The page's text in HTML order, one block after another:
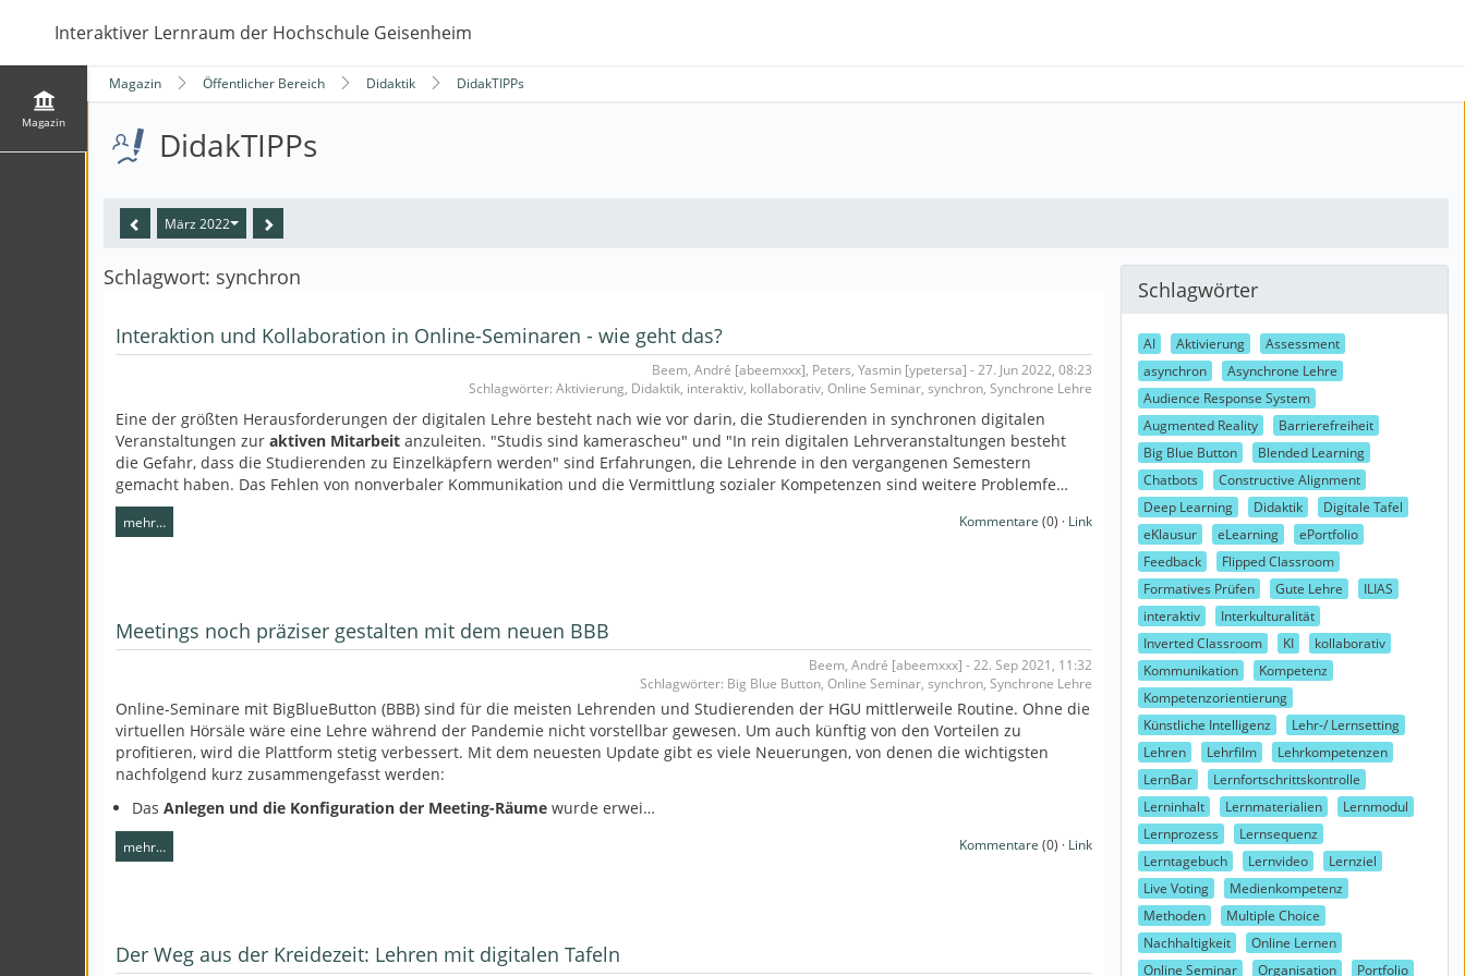
Interaktiver Lernraum der Hochschule Geisenheim
Magazin
Magazin Öffentlicher Bereich Didaktik DidakTIPPs
DidakTIPPs
März 2022
Schlagwort: synchron
Interaktion und Kollaboration in Online-Seminaren - wie geht das?
Beem, André [abeemxxx], Peters, Yasmin [ypetersa] - 27. Jun 2022, 08:23
Schlagwörter: Aktivierung, Didaktik, interaktiv, kollaborativ, Online Seminar, synchron, Synchrone Lehre
Eine der größten Herausforderungen der digitalen Lehre besteht nach wie vor darin, die Studierenden in synchronen digitalen
Veranstaltungen zur aktiven Mitarbeit anzuleiten. "Studis sind kamerascheu" und "In rein digitalen Lehrveranstaltungen besteht
die Gefahr, dass die Studierenden zu Einzelkäpfern werden" sind Erfahrungen, die Lehrende in den vergangenen Semestern
gemacht haben. Das Fehlen von nonverbaler Kommunikation und die Vermittlung sozialer Kompetenzen sind weitere Problemfe…
mehr… Kommentare (0) · Link
Meetings noch präziser gestalten mit dem neuen BBB
Beem, André [abeemxxx] - 22. Sep 2021, 11:32
Schlagwörter: Big Blue Button, Online Seminar, synchron, Synchrone Lehre
Online-Seminare mit BigBlueButton (BBB) sind für die meisten Lehrenden und Studierenden der HGU mittlerweile Routine. Ohne die
virtuellen Hörsäle wäre eine Lehre während der Pandemie nicht vorstellbar gewesen. Um auch künftig von den Vorteilen zu
profitieren, wird die Plattform stetig verbessert. Mit dem neuesten Update gibt es viele Neuerungen, von denen die wichtigsten
nachfolgend kurz zusammengefasst werden:
Das Anlegen und die Konfiguration der Meeting-Räume wurde erwei…
mehr… Kommentare (0) · Link
Der Weg aus der Kreidezeit: Lehren mit digitalen Tafeln
Schlagwörter
AI Aktivierung
Assessment
asynchron
Asynchrone Lehre
Audience Response System
Augmented Reality
Barrierefreiheit
Big Blue Button
Blended Learning
Chatbots
Constructive Alignment
Deep Learning
Didaktik
Digitale Tafel
eKlausur
eLearning
ePortfolio
Feedback
Flipped Classroom
Formatives Prüfen
Gute Lehre
ILIAS
interaktiv
Interkulturalität
Inverted Classroom
KI
kollaborativ
Kommunikation
Kompetenz
Kompetenzorientierung
Künstliche Intelligenz
Lehr-/ Lernsetting
Lehren
Lehrfilm
Lehrkompetenzen
LernBar
Lernfortschrittskontrolle
Lerninhalt
Lernmaterialien
Lernmodul
Lernprozess
Lernsequenz
Lerntagebuch
Lernvideo
Lernziel
Live Voting
Medienkompetenz
Methoden
Multiple Choice
Nachhaltigkeit
Online Lernen
Online Seminar
Organisation Portfolio